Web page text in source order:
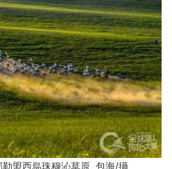
勒盟西烏珠穆沁草原 包海/攝